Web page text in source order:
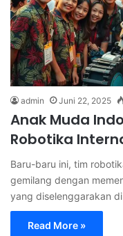
admin Juni 22, 2025
Anak Muda
Robotika
Baru-baru ini, tim
gemilang dengan
yang diselenggarakan
Read More »